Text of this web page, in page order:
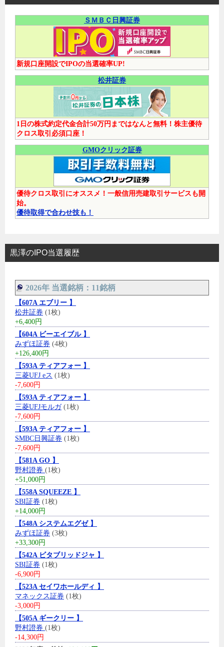
ＳＭＢＣ日興証券
新規口座開設でIPOの当選確率UP!
松井証券
1日の株式約定代金合計50万円まではなんと無料！株主優待
クロス取引必須口座！
GMOクリック証券
優待クロス取引にオススメ！一般信用売建取引サービスも開
始。
優待取得で合わせ技も！
黒澤のIPO当選履歴
2026年 当選銘柄：11銘柄
【607A エブリー 】
松井証券 (1枚)
+6,400円
【604A ビーエイブル 】
みずほ証券 (4枚)
+126,400円
【593A ティアフォー 】
三菱UFJ eス (1枚)
-7,600円
【593A ティアフォー 】
三菱UFJモルガ(1枚)
-7,600円
【593A ティアフォー 】
SMBC日興証券 (1枚)
-7,600円
【581A GO 】
野村證券 (1枚)
+51,000円
【558A SQUEEZE 】
SBI証券 (1枚)
+14,000円
【548A システムエグゼ 】
みずほ証券 (3枚)
+33,300円
【542A ビタブリッドジャ 】
SBI証券 (1枚)
-6,900円
【523A セイワホールディ 】
マネックス証券 (1枚)
-3,000円
【505A ギークリー 】
野村證券 (1枚)
-14,300円